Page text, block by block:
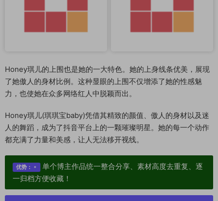
Honey琪儿的上围也是她的一大特色。她的上身线条优美，展现
了她傲人的身材比例。这种显眼的上围不仅增添了她的性感魅
力，也使她在众多网络红人中脱颖而出。
Honey琪儿(琪琪宝baby)凭借其精致的颜值、傲人的身材以及迷
人的舞蹈，成为了抖音平台上的一颗璀璨明星。她的每一个动作
都充满了力量和美感，让人无法移开视线。
优势：
单个博主作品统一整合分享、素材高度去重复、逐
一归档方便收藏！